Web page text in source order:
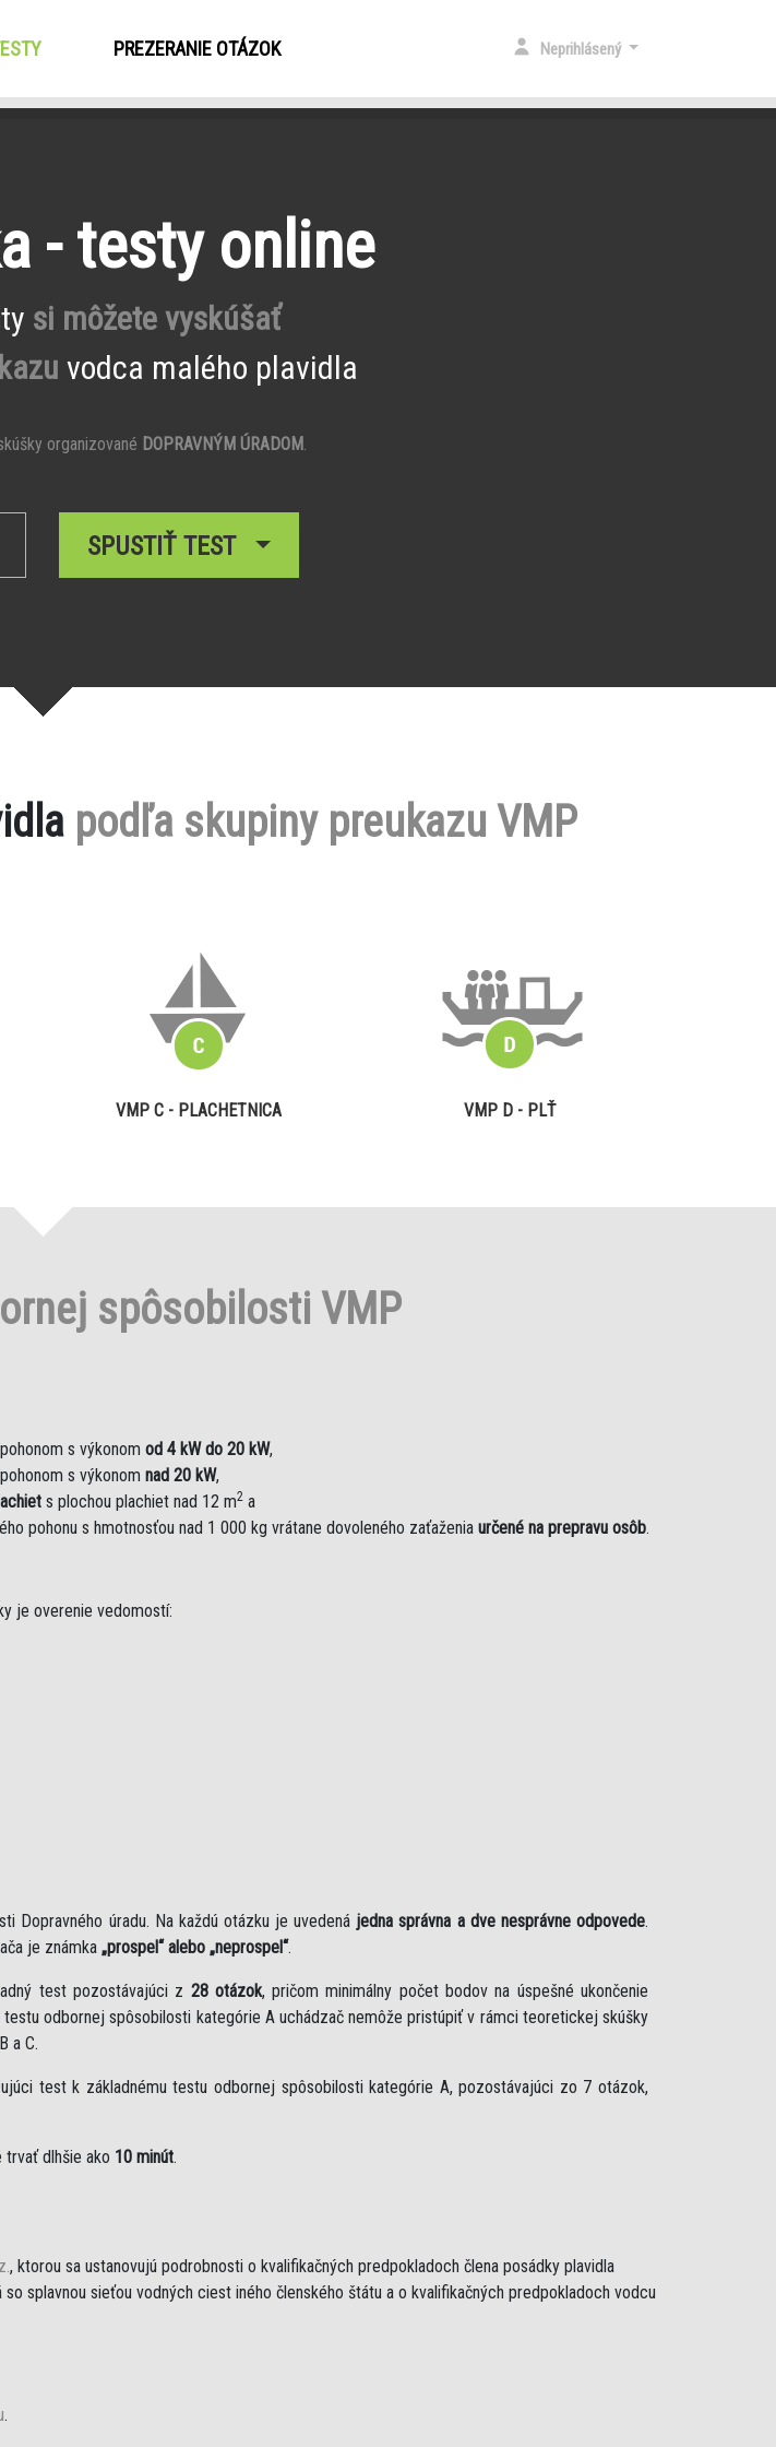
(CURRENT)PREZERANIE OTÁZOK Neprihlásený
- testy online
si môžete vyskúšať
vodca malého plavidla
organizované DOPRAVNÝM ÚRADOM.
SPUSTIŤ TEST
podľa skupiny preukazu VMP
VMP C - PLACHETNICA VMP D - PLŤ
spôsobilosti VMP
s výkonom od 4 kW do 20 kW,
s výkonom nad 20 kW,
s plochou plachiet nad 12 m2 a
pohonu s hmotnosťou nad 1 000 kg vrátane dovoleného zaťaženia určené na prepravu osôb.
je overenie vedomostí:
Dopravného úradu. Na každú otázku je uvedená jedna správna a dve nesprávne odpovede.
je známka „prospel“ alebo „neprospel“.
test pozostávajúci z 28 otázok, pričom minimálny počet bodov na úspešné ukončenie
odbornej spôsobilosti kategórie A uchádzač nemôže pristúpiť v rámci teoretickej skúšky
a C.
test k základnému testu odbornej spôsobilosti kategórie A, pozostávajúci zo 7 otázok,
trvať dlhšie ako 10 minút.
, ktorou sa ustanovujú podrobnosti o kvalifikačných predpokladoch člena posádky plavidla
splavnou sieťou vodných ciest iného členského štátu a o kvalifikačných predpokladoch vodcu
.